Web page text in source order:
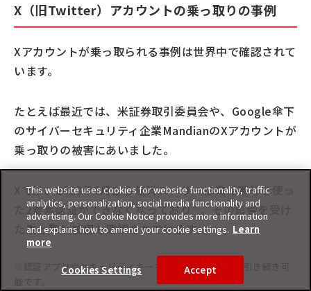
X（旧Twitter）アカウントの乗っ取りの事例
Xアカウントが乗っ取られる事例は世界中で確認されて
います。
たとえば最近では、米証券取引委員会や、Google傘下
のサイバーセキュリティ企業MandianのXアカウントが
乗っ取りの被害にあいました。
Xでは、2023年3月から無料ユーザーは電話番号を使っ
た2要素認証ができなくなっており ※、その影響を受け
た乗っ取り被害も確認されています。
※認証アプリやセキュリティキーを使った2要素認証は引き続き可
This website uses cookies for website functionality, traffic
analytics, personalization, social media functionality and
advertising. Our Cookie Notice provides more information
and explains how to amend your cookie settings. Learn
more
Cookies Settings Accept